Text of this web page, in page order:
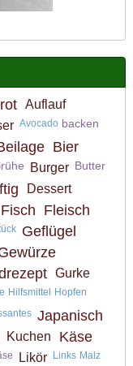
Auflauf
Avocado backen
Bier
Burger Butter
Dessert
Fisch Fleisch
Geflügel
Gurke
Hilfsmittel
Hopfen
Japanisch
Kuchen Käse
Likör Links Malz